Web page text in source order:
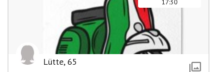
17:30
Lütte, 65